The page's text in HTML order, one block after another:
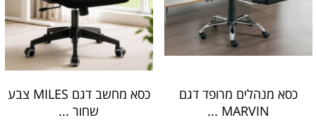
כסא מנהלים מרופד דגם
MARVIN ...
כסא מחשב דגם MILES צבע
שחור ...